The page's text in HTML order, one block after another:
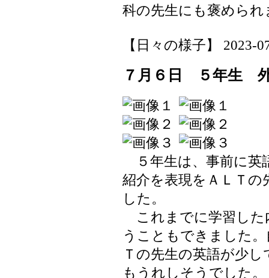
科の先生にも褒められ
【日々の様子】 2023-
７月６日 ５年生
５年生は、事前に英
紹介を表現をＡＬＴ
した。
これまでに学習した
うこともできました
Ｔの先生の英語が少
もうれしそうでした。